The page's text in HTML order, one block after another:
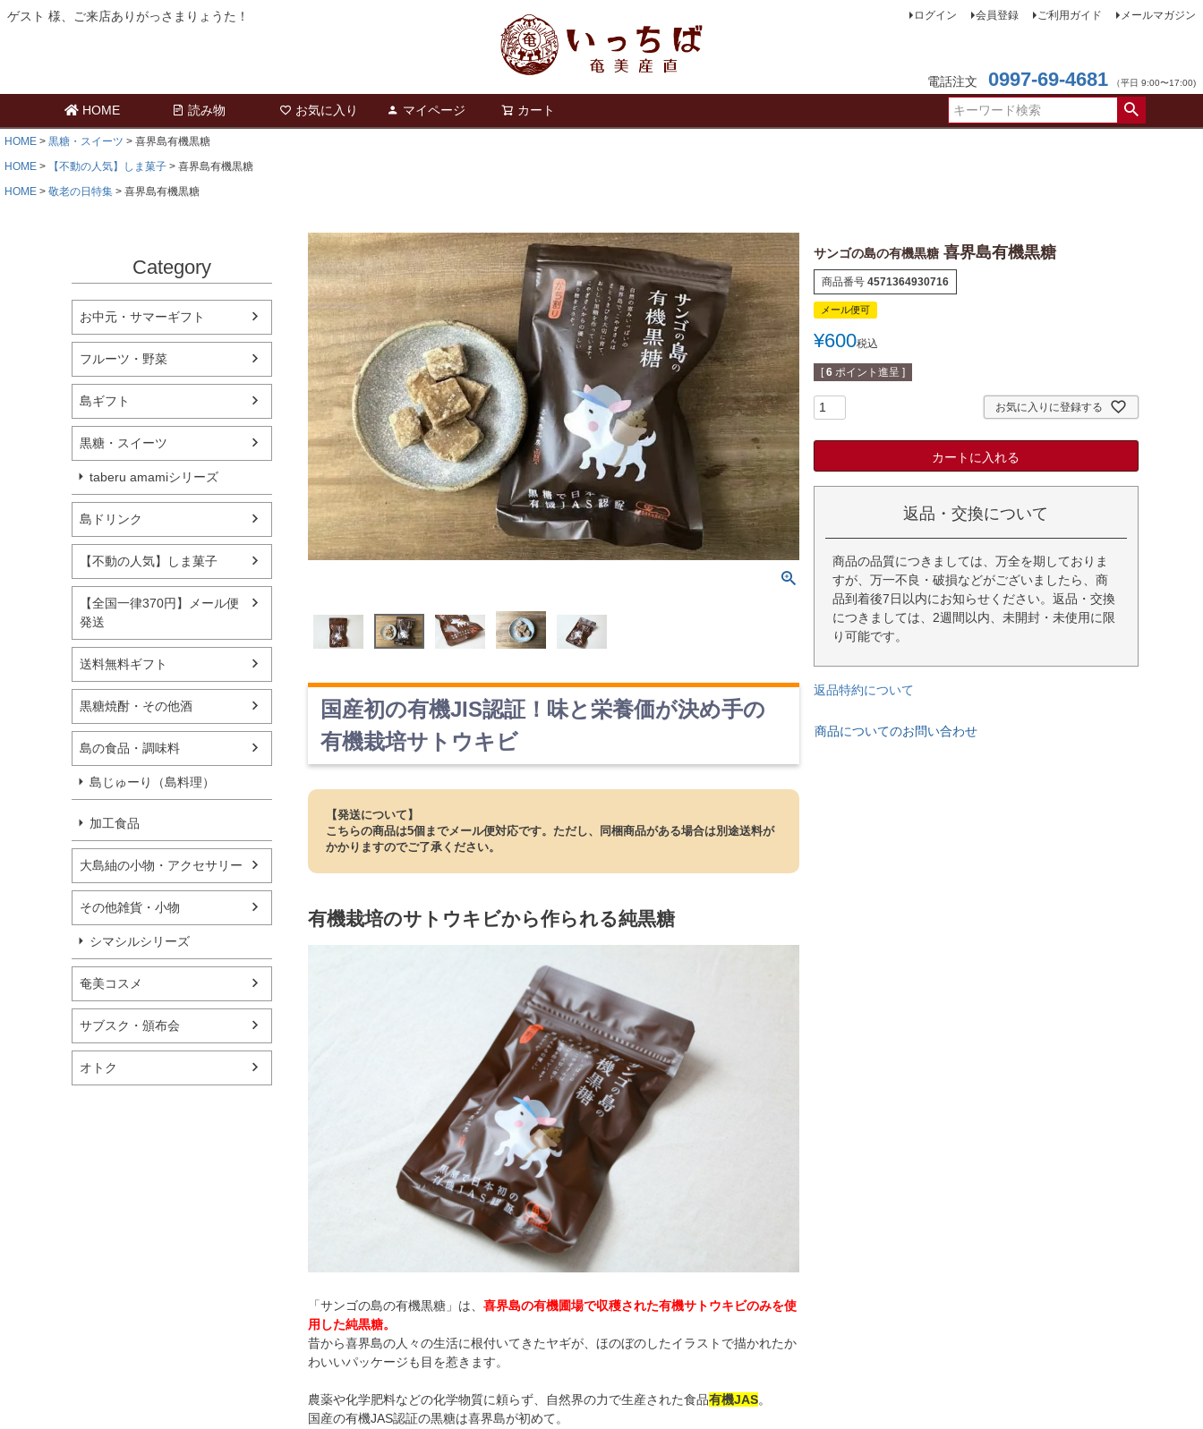
ゲスト 様、ご来店ありがっさまりょうた！ ログイン 会員登録 ご利用ガイド メールマガジン
電話注文 0997-69-4681 （平日 9:00〜17:00)
HOME 読み物 お気に入り マイページ カート
HOME 黒糖・スイーツ
喜界島有機黒糖
HOME
【不動の人気】しま菓子
喜界島有機黒糖
HOME
敬老の日特集 喜界島有機黒糖
Category
お中元・サマーギフト
フルーツ・野菜
島ギフト
黒糖・スイーツ
taberu amamiシリーズ
島ドリンク
【不動の人気】しま菓子
【全国一律370円】メール便
発送
送料無料ギフト
黒糖焼酎・その他酒
島の食品・調味料
島じゅーり（島料理）
加工食品
大島紬の小物・アクセサリー
その他雑貨・小物
シマシルシリーズ
奄美コスメ
サブスク・頒布会
オトク
国産初の有機JIS認証！味と栄養価が決め手の
有機栽培サトウキビ
【発送について】
こちらの商品は5個までメール便対応です。ただし、同梱商品がある場合は別途送料が
かかりますのでご了承ください。
有機栽培のサトウキビから作られる純黒糖
「サンゴの島の有機黒糖」は、 喜界島の有機圃場で収穫された有機サトウキビのみを使
用した純黒糖。
昔から喜界島の人々の生活に根付いてきたヤギが、ほのぼのしたイラストで描かれたか
わいいパッケージも目を惹きます。
農薬や化学肥料などの化学物質に頼らず、自然界の力で生産された食品有機JAS。
国産の有機JAS認証の黒糖は喜界島が初めて。
サンゴの島の有機黒糖 喜界島有機黒糖
商品番号 4571364930716
メール便可
¥600税込
[ 6 ポイント進呈 ]
お気に入りに登録する
カートに入れる
返品・交換について
商品の品質につきましては、万全を期しておりま
すが、万一不良・破損などがございましたら、商
品到着後7日以内にお知らせください。返品・交換
につきましては、2週間以内、未開封・未使用に限
り可能です。
返品特約について
商品についてのお問い合わせ